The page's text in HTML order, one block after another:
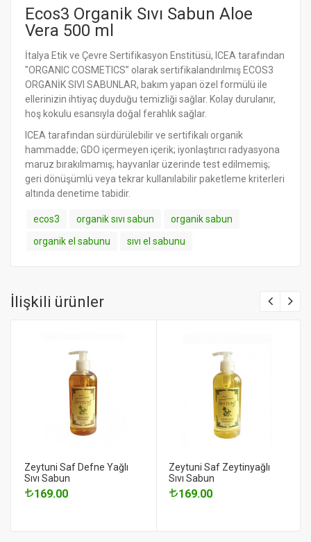
Ecos3 Organik Sıvı Sabun Aloe
Vera 500 ml
İtalya Etik ve Çevre Sertifikasyon Enstitüsü, ICEA tarafından
"ORGANIC COSMETICS” olarak sertifikalandırılmış ECOS3
ORGANİK SIVI SABUNLAR, bakım yapan özel formülü ile
ellerinizin ihtiyaç duyduğu temizliği sağlar. Kolay durulanır,
hoş kokulu esansıyla doğal ferahlık sağlar.
ICEA tarafından sürdürülebilir ve sertifikalı organik
hammadde; GDO içermeyen içerik; iyonlaştırıcı radyasyona
maruz bırakılmamış; hayvanlar üzerinde test edilmemiş;
geri dönüşümlü veya tekrar kullanılabilir paketleme kriterleri
altında denetime tabidir.
ecos3 organik sıvı sabun
organik sabun
organik el sabunu
sıvı el sabunu
İlişkili ürünler
Zeytuni Saf Defne Yağlı
Sıvı Sabun
169.00
Zeytuni Saf Zeytinyağlı
Sıvı Sabun
169.00